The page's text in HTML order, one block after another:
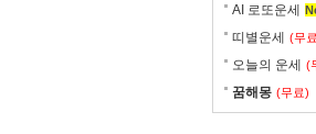
AI 로또운세
띠별운세 (무
오늘의 운세 (
꿈해몽 (무료)